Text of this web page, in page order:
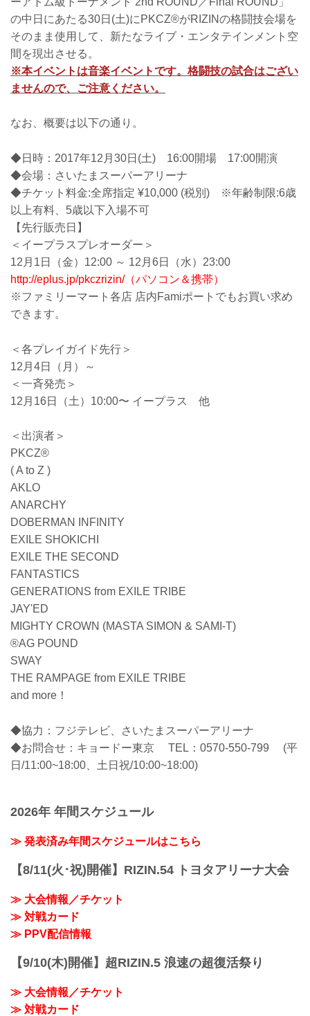
の中日にあたる30日(土)にPKCZ®がRIZINの格闘技会場を
そのまま使用して、新たなライブ・エンタテインメント空
間を現出させる。
※本イベントは音楽イベントです。格闘技の試合はござい
ませんので、ご注意ください。
なお、概要は以下の通り。
◆日時：2017年12月30日(土) 16:00開場 17:00開演
◆会場：さいたまスーパーアリーナ
◆チケット料金:全席指定 ¥10,000 (税別) ※年齢制限:6歳
以上有料、5歳以下入場不可
【先行販売日】
＜イープラスプレオーダー＞
12月1日（金）12:00 ～ 12月6日（水）23:00
http://eplus.jp/pkczrizin/（パソコン＆携帯）
※ファミリーマート各店 店内Famiポートでもお買い求め
できます。
＜各プレイガイド先行＞
12月4日（月）～
＜一斉発売＞
12月16日（土）10:00〜 イープラス 他
＜出演者＞
PKCZ®
( A to Z )
AKLO
ANARCHY
DOBERMAN INFINITY
EXILE SHOKICHI
EXILE THE SECOND
FANTASTICS
GENERATIONS from EXILE TRIBE
JAY'ED
MIGHTY CROWN (MASTA SIMON & SAMI-T)
®AG POUND
SWAY
THE RAMPAGE from EXILE TRIBE
and more！
◆協力：フジテレビ、さいたまスーパーアリーナ
◆お問合せ：キョードー東京 TEL：0570-550-799 (平
日/11:00~18:00、土日祝/10:00~18:00)
2026年 年間スケジュール
≫ 発表済み年間スケジュールはこちら
【8/11(火･祝)開催】RIZIN.54 トヨタアリーナ大会
≫ 大会情報／チケット
≫ 対戦カード
≫ PPV配信情報
【9/10(木)開催】超RIZIN.5 浪速の超復活祭り
≫ 大会情報／チケット
≫ 対戦カード